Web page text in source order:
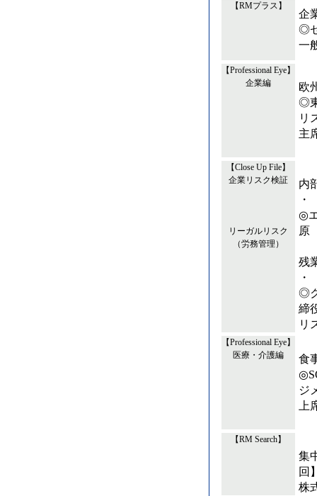
【RMプラス】
企
◎
一
【Professional Eye】
企業編
欧
◎
リ
主
【Close Up File】
企業リスク検証
リーガルリスク
（労務管理）
内
◎
原
残
◎
締
リ
【Professional Eye】
医療・介護編
食
ジ
上
【RM Search】
集
回
株